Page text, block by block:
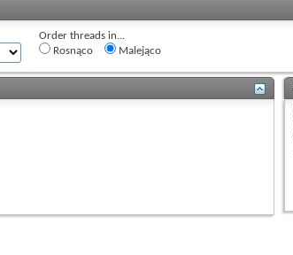
Order threads in...
Rosnąco
Malejąco